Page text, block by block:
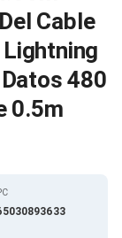
Cable
480
0.5m